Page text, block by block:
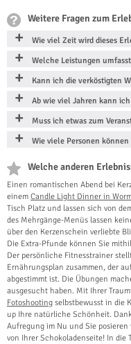
Weitere Fragen zum
Wie viel Zeit wird dieses
Welche Leistungen
Kann ich die verköstigten
Ab wie viel Jahren kann
Muss ich etwas zum
Wie viele Personen
Welche anderen
Einen romantischen Abend bei
einem Candle Light Dinner in
Tisch Platz und lassen sich von
des Mehrgänge-Menüs lassen
über den Kerzenschein verliebte
Die Extra-Pfunde können Sie
Der persönliche Fitnesstrainer
Ernährungsplan zusammen, der
abgestimmt ist. Die Übungen
ausgesucht haben. Mit Ihrer
Fotoshooting selbstbewusst in die
up Ihre natürliche Schönheit.
Aufregung im Nu und Sie
von Ihrer Schokoladenseite! In die